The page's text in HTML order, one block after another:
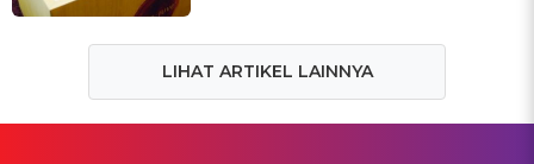
LIHAT ARTIKEL LAINNYA